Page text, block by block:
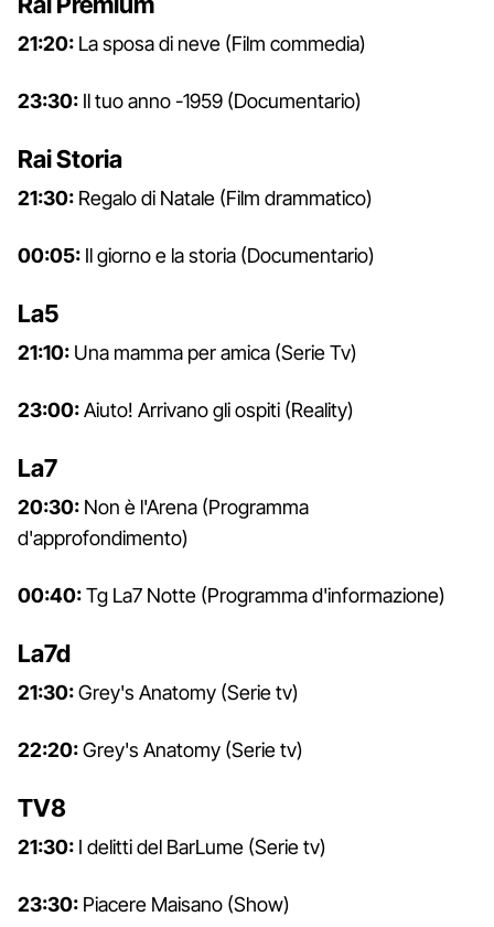
21:20: La sposa di neve (Film commedia)
23:30: Il tuo anno -1959 (Documentario)
Rai Storia
21:30: Regalo di Natale (Film drammatico)
00:05: Il giorno e la storia (Documentario)
La5
21:10: Una mamma per amica (Serie Tv)
23:00:Aiuto! Arrivano gli ospiti (Reality)
La7
20:30: Non è l'Arena (Programma
d'approfondimento)
00:40:Tg La7 Notte (Programma d'informazione)
La7d
21:30:Grey's Anatomy (Serie tv)
22:20:Grey's Anatomy (Serie tv)
TV8
21:30: I delitti del BarLume (Serie tv)
23:30: Piacere Maisano (Show)